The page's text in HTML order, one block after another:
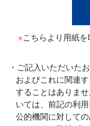
※こちらより用紙
ご記入いただいた
およびこれに関連
することはありま
いては、前記の利
公的機関に対して